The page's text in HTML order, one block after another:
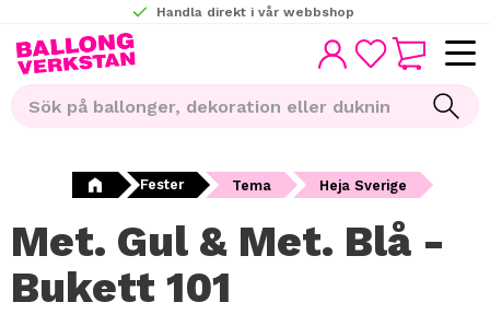
Meny
Handla direkt i vår webbshop
FAVORITER
KUNDVAGN
Fester Tema Heja Sverige
Met. Gul & Met. Blå -
Bukett 101